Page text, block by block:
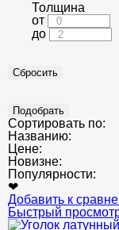
Толщина
от
до
Сортировать по:
Названию:
Цене:
Новизне:
Популярности:
❤
Добавить к
Быстрый